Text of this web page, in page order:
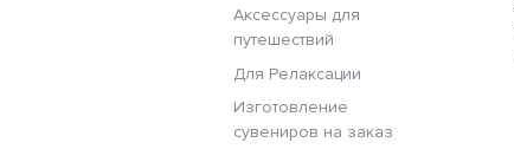
Аксессуары для
путешествий
Для Релаксации
Изготовление
сувениров на заказ